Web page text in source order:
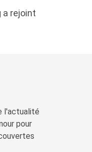
a rejoint
l'actualité
pour